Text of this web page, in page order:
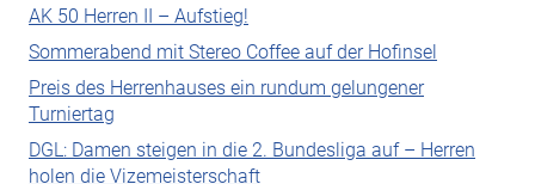
AK 50 Herren II – Aufstieg!
Sommerabend mit Stereo Coffee auf der Hofinsel
Preis des Herrenhauses ein rundum gelungener
Turniertag
DGL: Damen steigen in die 2. Bundesliga auf – Herren
holen die Vizemeisterschaft